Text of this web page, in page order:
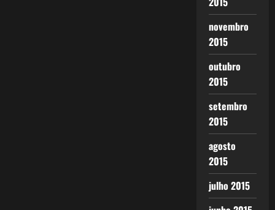
novembro
2015
outubro
2015
setembro
2015
agosto
2015
julho 2015